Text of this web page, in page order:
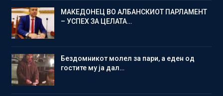
МАКЕДОНЕЦ ВО АЛБАНСКИОТ ПАРЛАМЕНТ
– УСПЕХ ЗА ЦЕЛАТА…
Бездомникот молел за пари, а еден од
гостите му ја дал…